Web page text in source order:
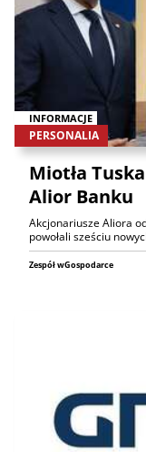
INFORMACJE
PERSONALIA
Miotła
Alior Banku
Akcjonariusze Aliora
powołali sześciu
Zespół wGospodarce